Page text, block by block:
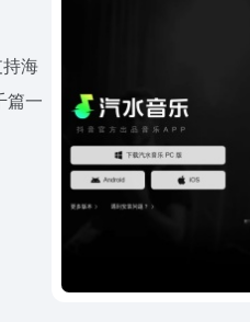
海
篇一